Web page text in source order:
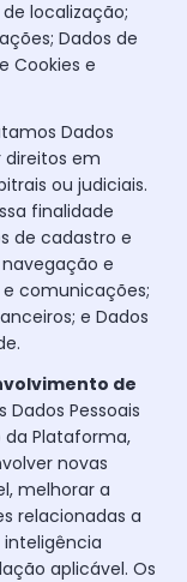
localização;
Dados de
Cookies e
Dados
direitos em
ou judiciais.
finalidade
de cadastro e
e
comunicações;
e Dados
de
Dados Pessoais
Plataforma,
novas
melhorar a
relacionadas a
aplicável. Os